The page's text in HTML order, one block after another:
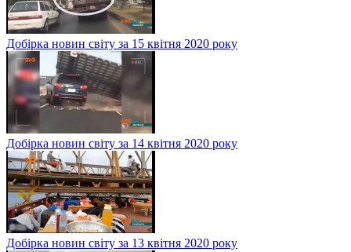
Добірка новин світу за 15 квітня 2020 року
Добірка новин світу за 14 квітня 2020 року
Добірка новин світу за 13 квітня 2020 року